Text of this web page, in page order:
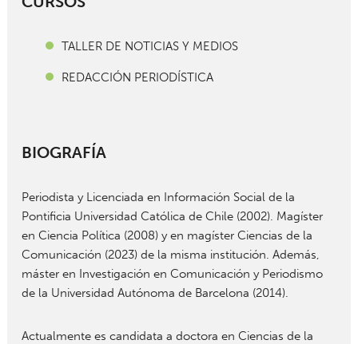
TALLER DE NOTICIAS Y MEDIOS
REDACCIÓN PERIODÍSTICA
BIOGRAFÍA
Periodista y Licenciada en Información Social de la
Pontificia Universidad Católica de Chile (2002). Magíster
en Ciencia Política (2008) y en magíster Ciencias de la
Comunicación (2023) de la misma institución. Además,
máster en Investigación en Comunicación y Periodismo
de la Universidad Autónoma de Barcelona (2014).
Actualmente es candidata a doctora en Ciencias de la